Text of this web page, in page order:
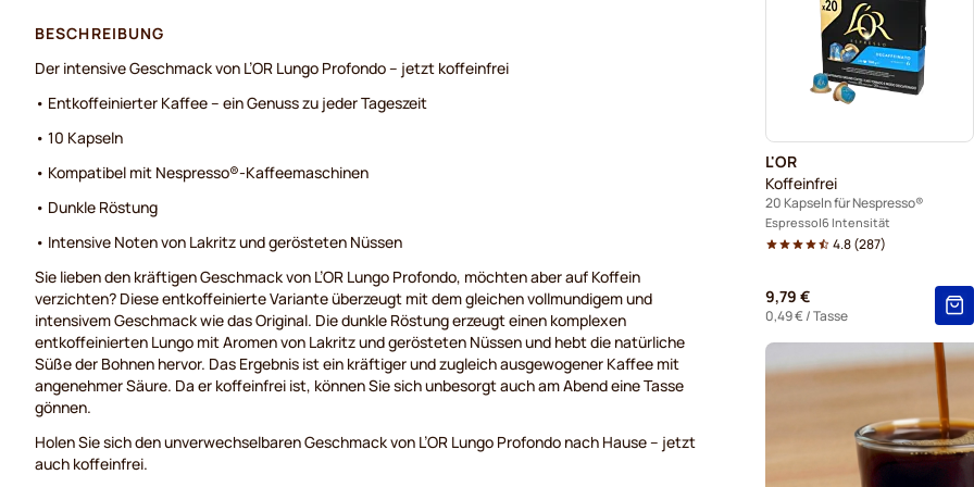
Kaffeekapseln von Café
Kapseln für Nespresso®
Kaffeekapseln von Garibaldi
Kaffeekapseln von Tonino
L'OR
Koffeinfrei
20 Kapseln für Nespresso®
Espresso 6 Intensität
4.8(287)
9,79 €
0,49 €/ Tasse
BESCHREIBUNG
Der intensive Geschmack von L’OR Lungo Profondo – jetzt koffeinfrei
• Entkoffeinierter Kaffee – ein Genuss zu jeder Tageszeit
• 10 Kapseln
• Kompatibel mit Nespresso®-Kaffeemaschinen
• Dunkle Röstung
• Intensive Noten von Lakritz und gerösteten Nüssen
Sie lieben den kräftigen Geschmack von L’OR Lungo Profondo, möchten aber auf Koffein
verzichten? Diese entkoffeinierte Variante überzeugt mit dem gleichen vollmundigem und
intensivem Geschmack wie das Original. Die dunkle Röstung erzeugt einen komplexen
entkoffeinierten Lungo mit Aromen von Lakritz und gerösteten Nüssen und hebt die natürliche
Süße der Bohnen hervor. Das Ergebnis ist ein kräftiger und zugleich ausgewogener Kaffee mit
angenehmer Säure. Da er koffeinfrei ist, können Sie sich unbesorgt auch am Abend eine Tasse
gönnen.
Holen Sie sich den unverwechselbaren Geschmack von L’OR Lungo Profondo nach Hause – jetzt
auch koffeinfrei.